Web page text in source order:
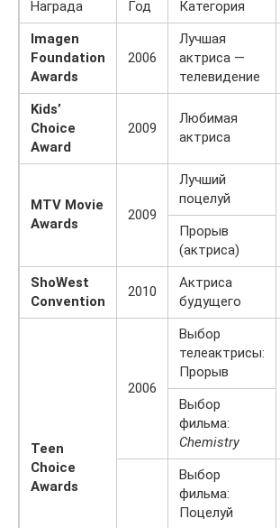
Награда Год Категория
Imagen
Foundation
Awards
2006
Лучшая
актриса —
телевидение
Kids’
Choice
Award
2009
Любимая
актриса
MTV Movie
Awards
2009
Лучший
поцелуй
Прорыв
(актриса)
ShoWest
Convention
2010
Актриса
будущего
Teen
Choice
Awards
2006
Выбор
телеактрисы:
Прорыв
Выбор
фильма:
Chemistry
Выбор
фильма:
Поцелуй